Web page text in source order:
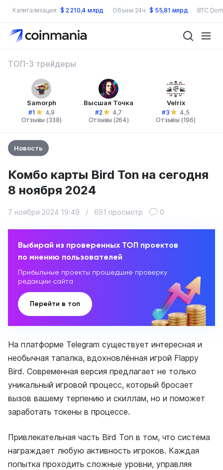
Капитализация: $ 2 210,4 млрд Объем 24ч: $ 55,81 млрд BTC
ТОП-3 трейдеры
Samorph
#1
4,9
Отзывы (338)
Высшая Точка
#2
4,7
Отзывы (264)
Velrix
#3
4,5
Отзывы (196)
Новость
Комбо карты Bird Ton на сегодня
8 ноября 2024
7 ноября 2024 19:49 / 691 просмотр 0
Выбирай из проверенных ТОП проектов
по мнению пользователей
Прибыльные проекты прошедшие проверку
редакции сайта
Перейти в топ
На платформе Telegram существует интересная и
необычная тапалка, вдохновлённая игрой Flappy
Bird. Современная версия предлагает не только
уникальный игровой процесс, который бросает
вызов вашему терпению и скиллам, но и поможет
заработать токены в процессе.
Привлекательная часть Bird Ton в том, что система
награждает любую активность игроков. Каждая
попытка проходить сложные уровни, управляя